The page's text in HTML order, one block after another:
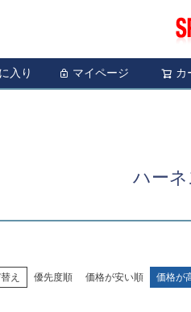
入り マイページ カ
ハー
え 優先度順 価格が安い順 価格が